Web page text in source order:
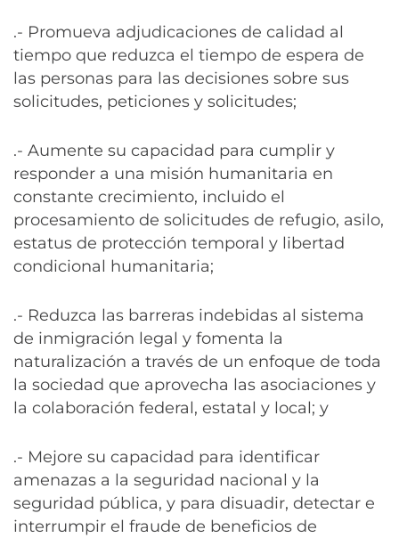
.- Promueva adjudicaciones de calidad al
tiempo que reduzca el tiempo de espera de
las personas para las decisiones sobre sus
solicitudes, peticiones y solicitudes;
.- Aumente su capacidad para cumplir y
responder a una misión humanitaria en
constante crecimiento, incluido el
procesamiento de solicitudes de refugio, asilo,
estatus de protección temporal y libertad
condicional humanitaria;
.- Reduzca las barreras indebidas al sistema
de inmigración legal y fomenta la
naturalización a través de un enfoque de toda
la sociedad que aprovecha las asociaciones y
la colaboración federal, estatal y local; y
.- Mejore su capacidad para identificar
amenazas a la seguridad nacional y la
seguridad pública, y para disuadir, detectar e
interrumpir el fraude de beneficios de